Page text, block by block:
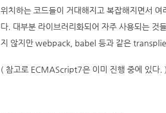
위치하는 코드들이 거대해지고 복잡해지면서
다. 대부분 라이브러리화되어 자주 사용되는 것
지 않지만 webpack, babel 등과 같은
( 참고로 ECMAScript7은 이미 진행 중에 있다.